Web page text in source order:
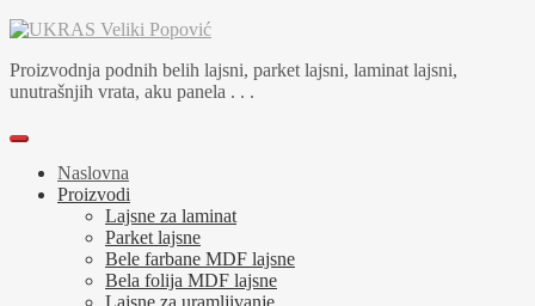
Proizvodnja podnih belih lajsni, parket lajsni, laminat lajsni,
unutrašnjih vrata, aku panela . . .
Naslovna
Proizvodi
Lajsne za laminat
Parket lajsne
Bele farbane MDF lajsne
Bela folija MDF lajsne
Lajsne za uramljivanje